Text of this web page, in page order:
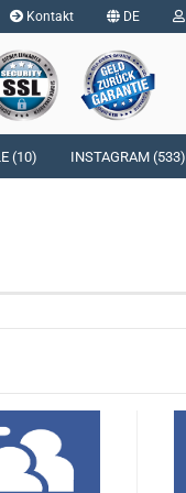
Kontakt DE
(10) INSTAGRAM (533)